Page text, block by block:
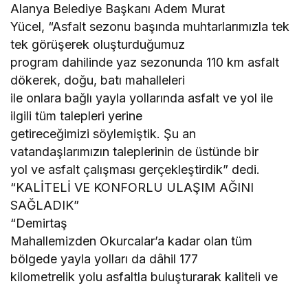
Alanya Belediye Başkanı Adem Murat
Yücel, “Asfalt sezonu başında muhtarlarımızla tek
tek görüşerek oluşturduğumuz
program dahilinde yaz sezonunda 110 km asfalt
dökerek, doğu, batı mahalleleri
ile onlara bağlı yayla yollarında asfalt ve yol ile
ilgili tüm talepleri yerine
getireceğimizi söylemiştik. Şu an
vatandaşlarımızın taleplerinin de üstünde bir
yol ve asfalt çalışması gerçekleştirdik” dedi.
“KALİTELİ VE KONFORLU ULAŞIM AĞINI
SAĞLADIK”
“Demirtaş
Mahallemizden Okurcalar’a kadar olan tüm
bölgede yayla yolları da dâhil 177
kilometrelik yolu asfaltla buluşturarak kaliteli ve